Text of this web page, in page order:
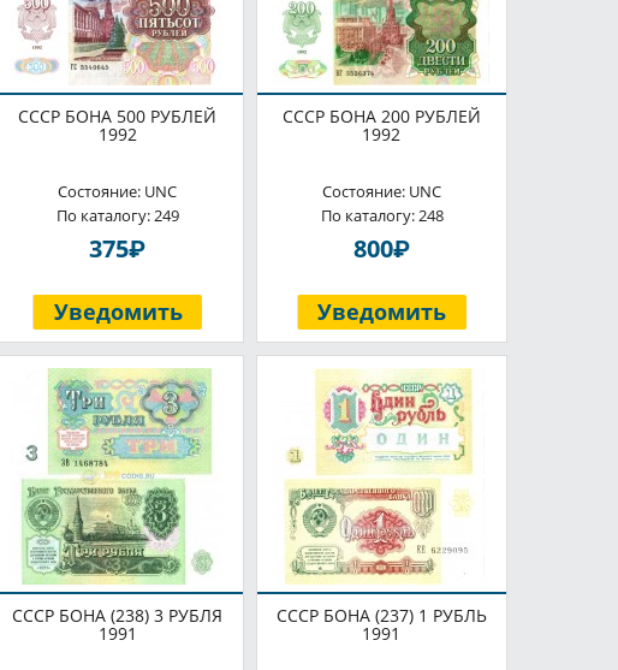
СССР БОНА 500 РУБЛЕЙ
1992
Состояние: UNC
По каталогу: 249
375P
Уведомить
СССР БОНА 200 РУБЛЕЙ
1992
Состояние: UNC
По каталогу: 248
800P
Уведомить
СССР БОНА (238) 3 РУБЛЯ
1991
СССР БОНА (237) 1 РУБЛЬ
1991